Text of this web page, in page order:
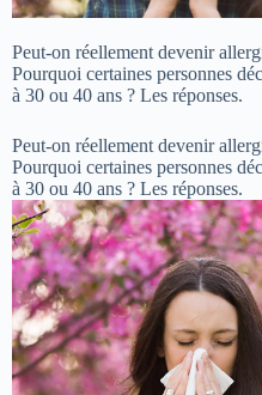
Peut-on réellement devenir
Pourquoi certaines personnes
à 30 ou 40 ans ? Les réponses.
Peut-on réellement devenir
Pourquoi certaines personnes
à 30 ou 40 ans ? Les réponses.